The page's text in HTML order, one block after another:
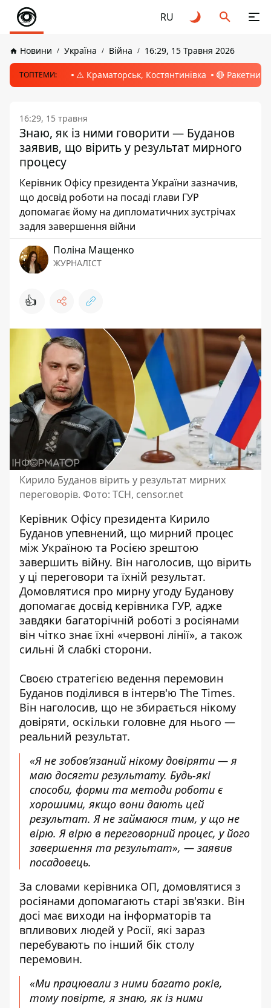
RU
Новини Україна Війна 16:29, 15 Травня 2026
ТОПТЕМИ: ⚠️ Краматорськ, Костянтинівка 🔴 Ракетний
16:29, 15 травня
Знаю, як із ними говорити — Буданов
заявив, що вірить у результат мирного
процесу
Керівник Офісу президента України зазначив,
що досвід роботи на посаді глави ГУР
допомагає йому на дипломатичних зустрічах
задля завершення війни
Поліна Мащенко
ЖУРНАЛІСТ
👍
Кирило Буданов вірить у результат мирних
переговорів. Фото: ТСН, censor.net
Керівник Офісу президента Кирило
Буданов упевнений, що мирний процес
між Україною та Росією зрештою
завершить війну. Він наголосив, що вірить
у ці переговори та їхній результат.
Домовлятися про мирну угоду Буданову
допомагає досвід керівника ГУР, адже
завдяки багаторічній роботі з росіянами
він чітко знає їхні «червоні лінії», а також
сильні й слабкі сторони.
Своєю стратегією ведення перемовин
Буданов поділився в інтерв'ю The Times.
Він наголосив, що не збирається нікому
довіряти, оскільки головне для нього —
реальний результат.
«Я не зобов’язаний нікому довіряти — я
маю досягти результату. Будь-які
способи, форми та методи роботи є
хорошими, якщо вони дають цей
результат. Я не займаюся тим, у що не
вірю. Я вірю в переговорний процес, у його
завершення та результат», — заявив
посадовець.
За словами керівника ОП, домовлятися з
росіянами допомагають старі зв'язки. Він
досі має виходи на інформаторів та
впливових людей у Росії, які зараз
перебувають по інший бік столу
перемовин.
«Ми працювали з ними багато років,
тому повірте, я знаю, як із ними